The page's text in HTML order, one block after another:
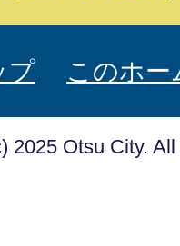
プ このホ
2025 Otsu City.